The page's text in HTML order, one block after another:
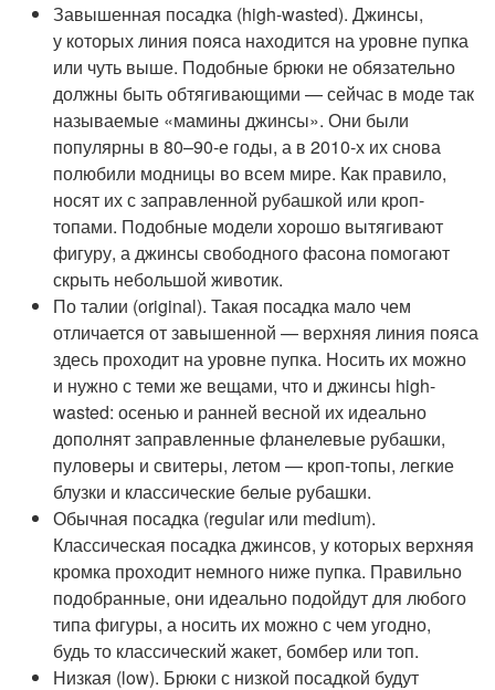
Завышенная посадка (high-wasted). Джинсы,
у которых линия пояса находится на уровне пупка
или чуть выше. Подобные брюки не обязательно
должны быть обтягивающими — сейчас в моде так
называемые «мамины джинсы». Они были
популярны в 80–90-е годы, а в 2010-х их снова
полюбили модницы во всем мире. Как правило,
носят их с заправленной рубашкой или кроп-
топами. Подобные модели хорошо вытягивают
фигуру, а джинсы свободного фасона помогают
скрыть небольшой животик.
По талии (original). Такая посадка мало чем
отличается от завышенной — верхняя линия пояса
здесь проходит на уровне пупка. Носить их можно
и нужно с теми же вещами, что и джинсы high-
wasted: осенью и ранней весной их идеально
дополнят заправленные фланелевые рубашки,
пуловеры и свитеры, летом — кроп-топы, легкие
блузки и классические белые рубашки.
Обычная посадка (regular или medium).
Классическая посадка джинсов, у которых верхняя
кромка проходит немного ниже пупка. Правильно
подобранные, они идеально подойдут для любого
типа фигуры, а носить их можно с чем угодно,
будь то классический жакет, бомбер или топ.
Низкая (low). Брюки с низкой посадкой будут